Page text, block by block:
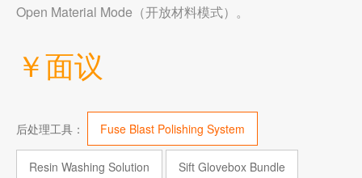
Open Material Mode（开放材料模式）。
￥面议
后处理工具： Fuse Blast Polishing System
Resin Washing Solution Sift Glovebox Bundle